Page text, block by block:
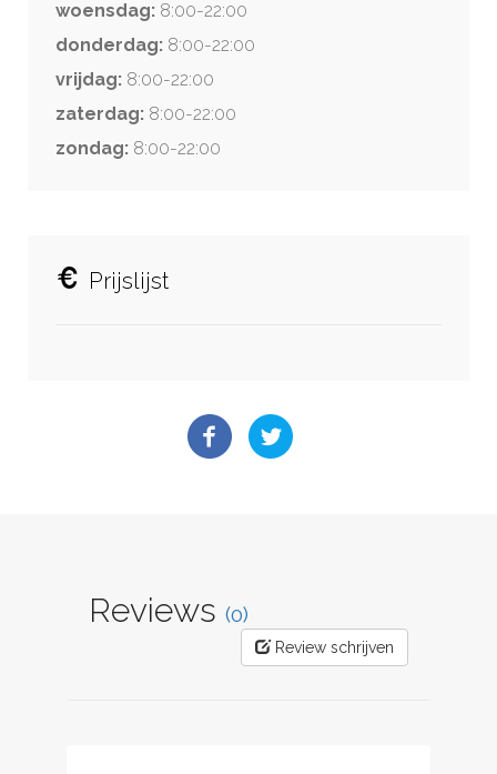
woensdag: 8:00-22:00
donderdag: 8:00-22:00
vrijdag: 8:00-22:00
zaterdag: 8:00-22:00
zondag: 8:00-22:00
Prijslijst
Reviews (0)
Review schrijven